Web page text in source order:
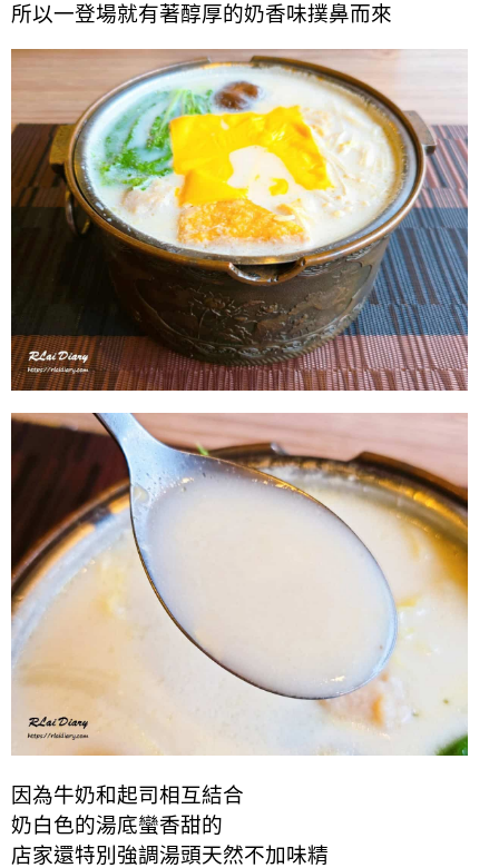
所以一登場就有著醇厚的奶香味撲鼻而來
因為牛奶和起司相互結合
奶白色的湯底蠻香甜的
店家還特別強調湯頭天然不加味精